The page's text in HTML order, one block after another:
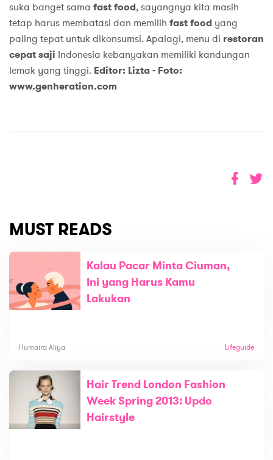
suka banget sama fast food, sayangnya kita masih
tetap harus membatasi dan memilih fast food yang
paling tepat untuk dikonsumsi. Apalagi, menu di restoran
cepat saji Indonesia kebanyakan memiliki kandungan
lemak yang tinggi. Editor: Lizta - Foto:
www.genheration.com
MUST READS
Kalau Pacar Minta Ciuman,
Ini yang Harus Kamu
Lakukan
Humaira Aliya Lifeguide
Hair Trend London Fashion
Week Spring 2013: Updo
Hairstyle